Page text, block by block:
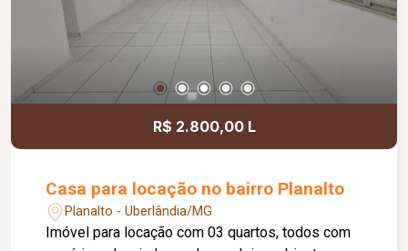
R$ 2.800,00 L
Casa para locação no bairro Planalto
Planalto - Uberlândia/MG
Imóvel para locação com 03 quartos, todos com